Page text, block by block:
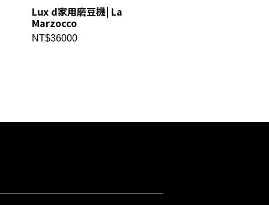
Lux d家用磨豆機| La
Marzocco
NT$36000